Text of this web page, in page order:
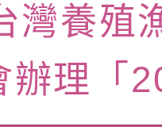
應申請許可
水利署委託
辦理「
位及節水達
日(星期六
祈福系列
地景藝術
灣養殖
辦理「